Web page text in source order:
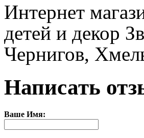
Интернет
детей и декор
Чернигов,
Написать
Ваше Имя: